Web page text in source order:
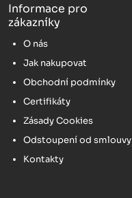
Informace pro
zákazníky
O nás
Jak nakupovat
Obchodní podmínky
Certifikáty
Zásady Cookies
Odstoupení od smlouvy
Kontakty